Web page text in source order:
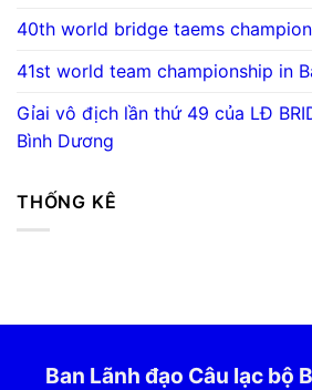
40th world bridge taems
41st world team championship in
Gỉai vô địch lần thứ 49 của LĐ
Bình Dương
THỐNG KÊ
Ban Lãnh đạo Câu lạc bộ